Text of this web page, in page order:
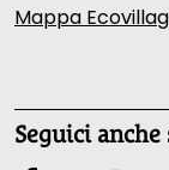
Mappa
Seguici anche